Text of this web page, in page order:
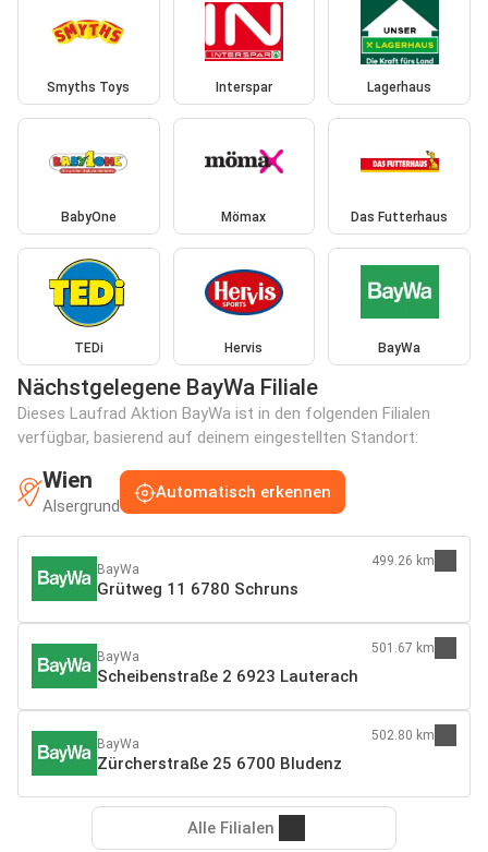
Smyths Toys Interspar Lagerhaus
BabyOne Mömax Das Futterhaus
TEDi Hervis BayWa
Nächstgelegene BayWa Filiale
Dieses Laufrad Aktion BayWa ist in den folgenden Filialen
verfügbar, basierend auf deinem eingestellten Standort:
Wien
Alsergrund
Automatisch erkennen
BayWa
Grütweg 11 6780 Schruns
499.26 km
BayWa
Scheibenstraße 2 6923 Lauterach
501.67 km
BayWa
Zürcherstraße 25 6700 Bludenz
502.80 km
Alle Filialen